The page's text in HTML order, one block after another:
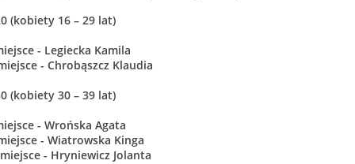
(kobiety 16 – 29 lat)
- Legiecka Kamila
- Chrobąszcz Klaudia
(kobiety 30 – 39 lat)
- Wrońska Agata
- Wiatrowska Kinga
- Hryniewicz Jolanta